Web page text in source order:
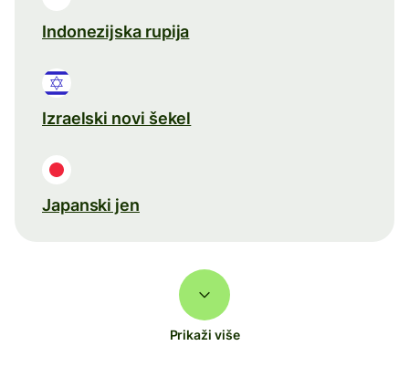
Indonezijska rupija
Izraelski novi šekel
Japanski jen
Prikaži više